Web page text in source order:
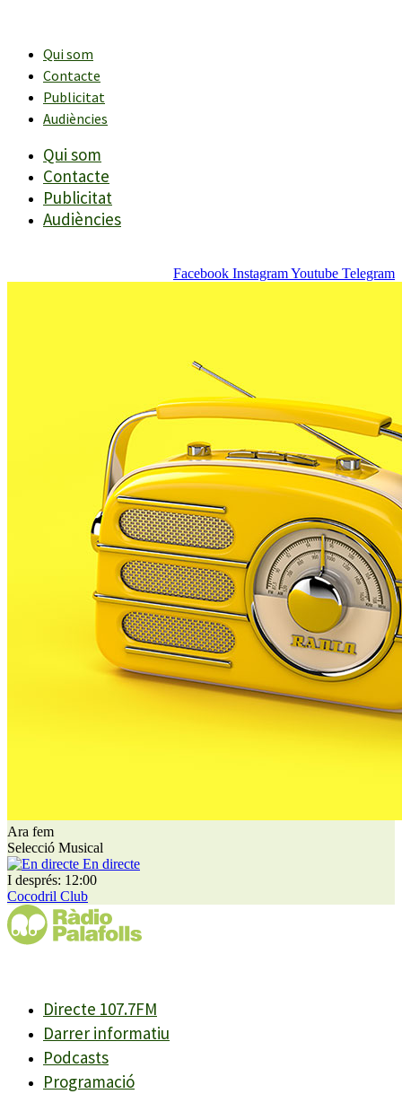
contingutQui som
Contacte
Publicitat
Audiències
Qui som
Contacte
Publicitat
Audiències
Facebook InstagramYoutube Telegram
Ara fem
Selecció Musical
En directe
I després: 12:00
Cocodril Club
Directe 107.7FM
Darrer informatiu
Podcasts
Programació